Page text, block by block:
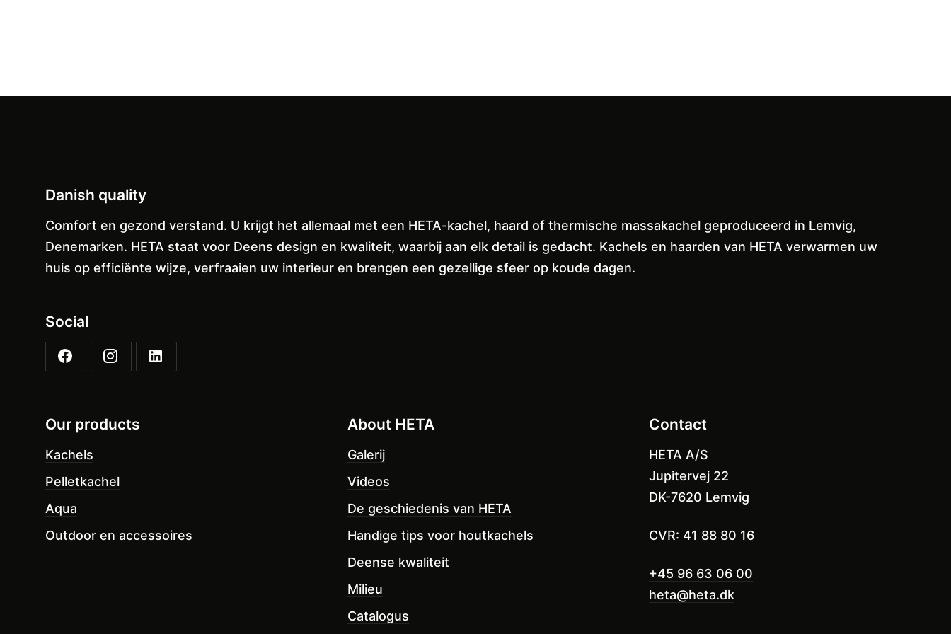
Danish quality
Comfort en gezond verstand. U krijgt het allemaal met een HETA-kachel, haard of thermische massakachel geproduceerd in Lemvig,
Denemarken. HETA staat voor Deens design en kwaliteit, waarbij aan elk detail is gedacht. Kachels en haarden van HETA verwarmen uw
huis op efficiënte wijze, verfraaien uw interieur en brengen een gezellige sfeer op koude dagen.
Social
Our products
Kachels
Pelletkachel
Aqua
Outdoor en accessoires
About HETA
Galerij
Videos
De geschiedenis van HETA
Handige tips voor houtkachels
Deense kwaliteit
Milieu
Catalogus
Contact
HETA A/S
Jupitervej 22
DK-7620 Lemvig
CVR: 41 88 80 16
+45 96 63 06 00
heta@heta.dk